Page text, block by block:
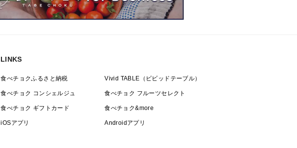
LINKS
食べチョクふるさと納税 Vivid TABLE（ビビッドテーブル）
食べチョク コンシェルジュ 食べチョク フルーツセレクト
食べチョク ギフトカード 食べチョク&more
iOSアプリ Androidアプリ